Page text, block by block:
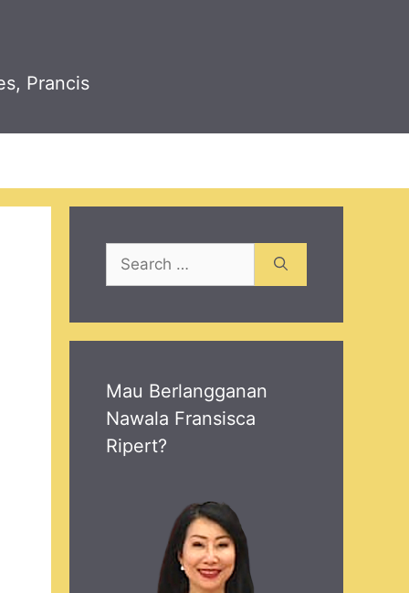
Prancis
Search
for:
Mau Berlangganan
Nawala Fransisca
Ripert?